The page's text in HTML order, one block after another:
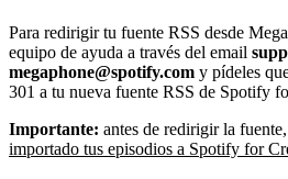
Para redirigir tu fuente RSS desde
equipo de ayuda a través del email
megaphone@spotify.com y pídeles
301 a tu nueva fuente RSS de Spotify
Importante: antes de redirigir la
importado tus episodios a Spotify for